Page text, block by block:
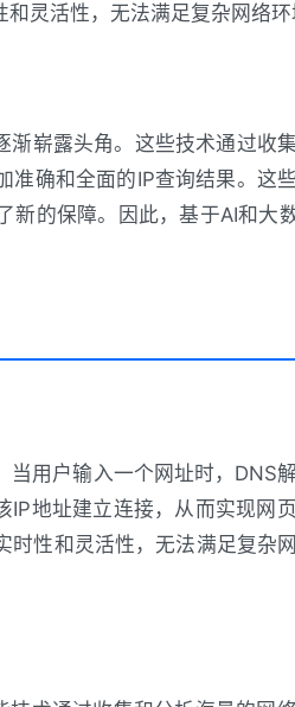
灵活性，无法满足复杂网络环
渐崭露头角。这些技术通过收
准确和全面的IP查询结果。这
新的保障。因此，基于AI和大
当用户输入一个网址时，DNS
IP地址建立连接，从而实现网
性和灵活性，无法满足复杂